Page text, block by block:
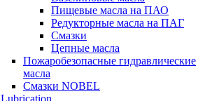
Пищевые масла на ПАО
Редукторные масла на ПАГ
Смазки
Цепные масла
Пожаробезопасные гидравлические
масла
Смазки NOBEL